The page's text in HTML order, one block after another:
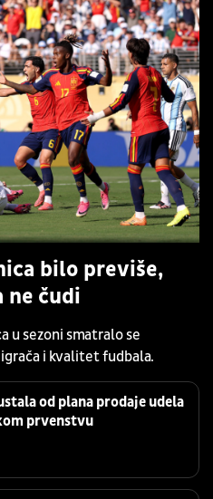
bilo previše,
ne čudi
u sezoni smatralo se
i kvalitet fudbala.
od plana prodaje udela
prvenstvu